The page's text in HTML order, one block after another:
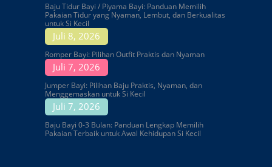
Baju Tidur Bayi / Piyama Bayi: Panduan Memilih
Pakaian Tidur yang Nyaman, Lembut, dan Berkualitas
untuk Si Kecil
Juli 8, 2026
Romper Bayi: Pilihan Outfit Praktis dan Nyaman
Juli 7, 2026
Jumper Bayi: Pilihan Baju Praktis, Nyaman, dan
Menggemaskan untuk Si Kecil
Juli 7, 2026
Baju Bayi 0-3 Bulan: Panduan Lengkap Memilih
Pakaian Terbaik untuk Awal Kehidupan Si Kecil